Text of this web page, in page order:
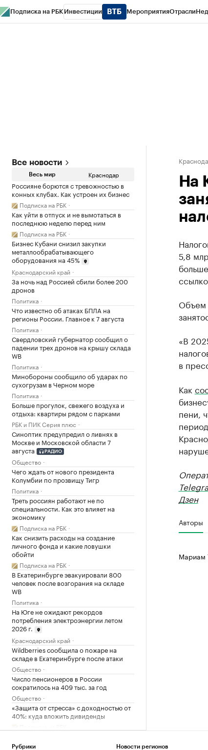
Подписка на РБК Инвестиции МероприятияОтрасли
Все новости
Весь мир Краснодар
Россияне борются с тревожностью в
конных клубах. Как устроен их бизнес
Подписка на РБК
Как уйти в отпуск и не вымотаться в
последнюю неделю перед ним
Подписка на РБК
Бизнес Кубани снизил закупки
металлообрабатывающего
оборудования на 45%
Краснодарский край
За ночь над Россией сбили более 200
дронов
Политика
Что известно об атаках БПЛА на
регионы России. Главное к 7 августа
Политика
Свердловский губернатор сообщил о
падении трех дронов на крышу склада
WB
Политика
Минобороны сообщило об ударах по
сухогрузам в Черном море
Политика
Больше прогулок, свежего воздуха и
отдыха: квартиры рядом с парками
РБК и ПИК Серия плюс
Синоптик предупредил о ливнях в
Москве и Московской области 7
августа
РАДИО
Общество
Чего ждать от нового президента
Колумбии по прозвищу Тигр
Политика
Треть россиян работают не по
специальности. Как это влияет на
экономику
Подписка на РБК
Как снизить расходы на создание
личного фонда и какие ловушки
обойти
Подписка на РБК
В Екатеринбурге эвакуировали 800
человек после возгорания на складе
WB
Политика
На Юге не ожидают рекордов
потребления электроэнергии летом
2026 г.
Краснодарский край
Wildberries сообщила о пожаре на
складе в Екатеринбурге после атаки
Общество
Число пенсионеров в России
сократилось на 409 тыс. за год
Общество
«Защита от стресса» с доходностью от
40%: куда вложить дивиденды
Кубани сократилось в 5 раз в 2026 г.
На
5,8
Объем
«В
в
Как
пени,
Дзен
Авторы
Мариам
Рубрики Новости регионов